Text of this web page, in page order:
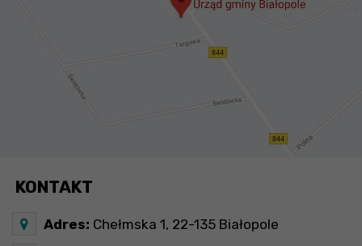
KONTAKT
Adres: Chełmska 1, 22-135 Białopole